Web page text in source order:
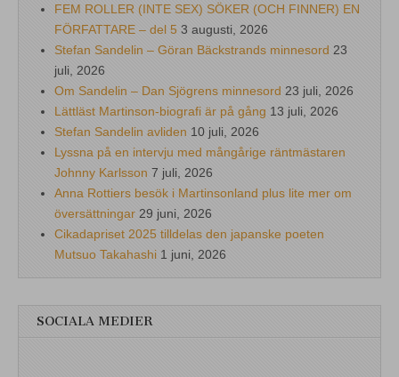
FEM ROLLER (INTE SEX) SÖKER (OCH FINNER) EN
FÖRFATTARE – del 5 3 augusti, 2026
Stefan Sandelin – Göran Bäckstrands minnesord 23
juli, 2026
Om Sandelin – Dan Sjögrens minnesord 23 juli, 2026
Lättläst Martinson-biografi är på gång 13 juli, 2026
Stefan Sandelin avliden 10 juli, 2026
Lyssna på en intervju med mångårige räntmästaren
Johnny Karlsson 7 juli, 2026
Anna Rottiers besök i Martinsonland plus lite mer om
översättningar 29 juni, 2026
Cikadapriset 2025 tilldelas den japanske poeten
Mutsuo Takahashi 1 juni, 2026
SOCIALA MEDIER